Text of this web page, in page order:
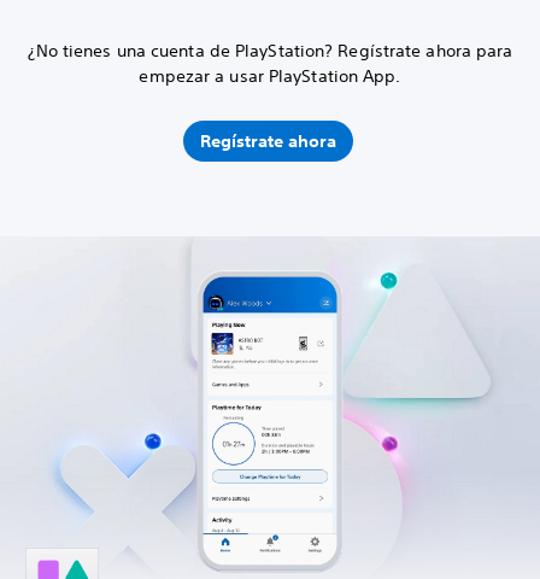
¿No tienes una cuenta de PlayStation? Regístrate ahora para
empezar a usar PlayStation App.
Regístrate ahora